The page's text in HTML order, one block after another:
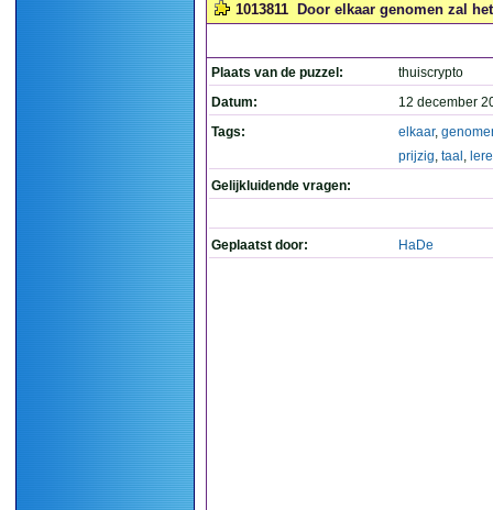
1013811 Door elkaar genomen zal
Plaats van de puzzel:
thuiscrypto
Datum:
12 december
Tags:
elkaar,
prijzig, taal ,
Gelijkluidende vragen:
Geplaatst door: HaDe